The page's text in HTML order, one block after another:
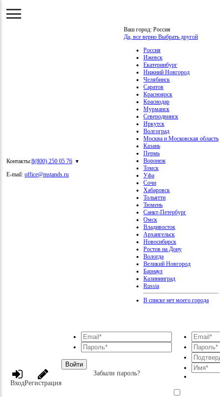
Контакты:8(800) 250 05 76
E-mail: office@mstands.ru
Ваш город: Россия
Да, все верно Выбрать другой
Россия
Ижевск
Екатеринбург
Нижний Новгород
Челябинск
Саратов
Красноярск
Краснодар
Мурманск
Северодвинск
Иркутск
Волгоград
Москва и Московская область
Казань
Пермь
Воронеж
Томск
Уфа
Сочи
Хабаровск
Тольятти
Тюмень
Санкт-Петербург
Омск
Владивосток
Архангельск
Новосибирск
Ростов на Дону
Вологда
Великий Новгород
Барнаул
Калининград
Russia
В списке нет моего города
ВходРегистрация
Войти
Забыли пароль?